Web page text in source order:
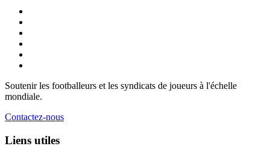
Soutenir les footballeurs et les syndicats de joueurs à l'échelle
mondiale.
Contactez-nous
Liens utiles